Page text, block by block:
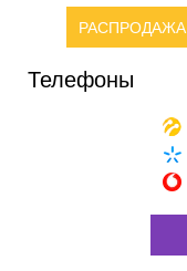
РАСПРОДАЖА
Телефоны